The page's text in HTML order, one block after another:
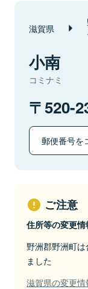
滋賀県
小南
コミナミ
520-
郵便番号を
ご注意
住所等の変更情
野洲郡野洲町
ました
滋賀県の変更